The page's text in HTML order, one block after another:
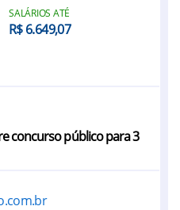
SALÁRIOS ATÉ
R$ 6.649,07
concurso público para 3